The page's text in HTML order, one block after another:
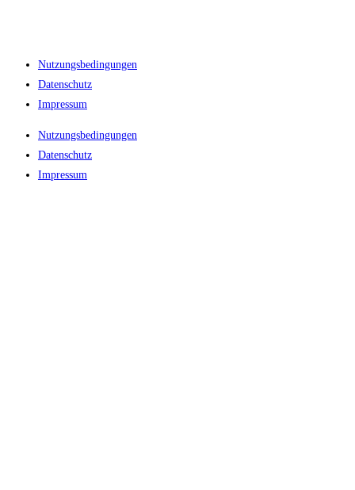
Nutzungsbedingungen
Datenschutz
Impressum
Nutzungsbedingungen
Datenschutz
Impressum